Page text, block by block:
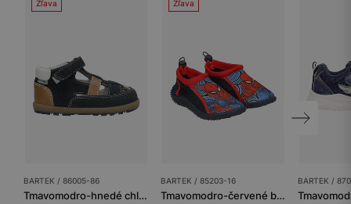
Zľava
BARTEK / 86005-86
Tmavomodro-hnedé chlapčenské polosandále z prírodnej kože BARTEK 86005-86
Zľava
BARTEK / 85203-16
Tmavomodro-červené bazénové topánky Spider-Man BARTEK 85203-16
BARTEK /